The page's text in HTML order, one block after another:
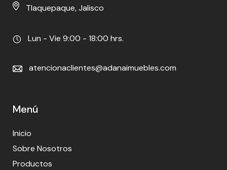
Tlaquepaque, Jalisco
Lun - Vie 9:00 - 18:00 hrs.
atencionaclientes@adanaimuebles.com
Menú
Inicio
Sobre Nosotros
Productos